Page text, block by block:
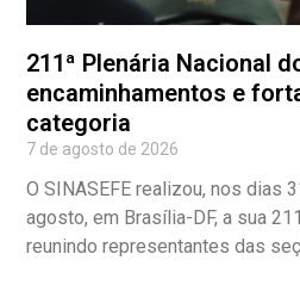
211ª Plenária Nacional
encaminhamentos e
categoria
7 de agosto de 2026
O SINASEFE realizou, nos dias
agosto, em Brasília-DF, a sua
reunindo representantes das